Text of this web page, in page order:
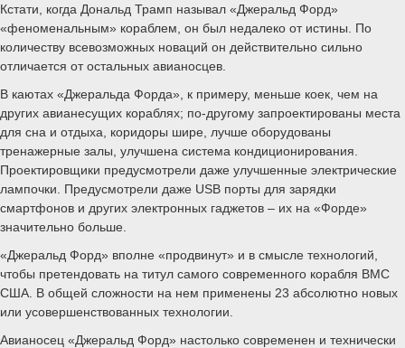
Кстати, когда Дональд Трамп называл «Джеральд Форд»
«феноменальным» кораблем, он был недалеко от истины. По
количеству всевозможных новаций он действительно сильно
отличается от остальных авианосцев.
В каютах «Джеральда Форда», к примеру, меньше коек, чем на
других авианесущих кораблях; по-другому запроектированы места
для сна и отдыха, коридоры шире, лучше оборудованы
тренажерные залы, улучшена система кондиционирования.
Проектировщики предусмотрели даже улучшенные электрические
лампочки. Предусмотрели даже USB порты для зарядки
смартфонов и других электронных гаджетов – их на «Форде»
значительно больше.
«Джеральд Форд» вполне «продвинут» и в смысле технологий,
чтобы претендовать на титул самого современного корабля ВМС
США. В общей сложности на нем применены 23 абсолютно новых
или усовершенствованных технологии.
Авианосец «Джеральд Форд» настолько современен и технически